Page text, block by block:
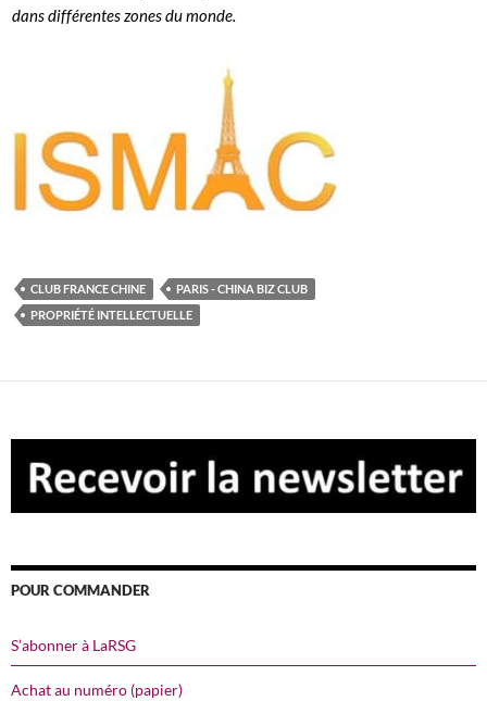
dans différentes zones du monde.
CLUB FRANCE CHINE
PARIS - CHINA BIZ CLUB
PROPRIÉTÉ INTELLECTUELLE
POUR COMMANDER
S’abonner à LaRSG
Achat au numéro (papier)